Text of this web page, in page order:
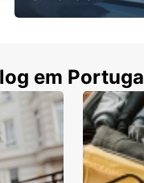
em